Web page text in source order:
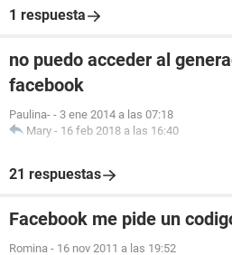
1 respuesta
no puedo acceder al
facebook
Paulina- - 3 ene 2014 a las 07:18
Mary - 16 feb 2018 a las 16:40
21 respuestas
Facebook me pide un
Romina - 16 nov 2011 a las 19:52